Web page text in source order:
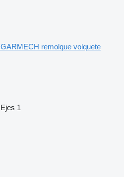
GARMECH remolque volquete
Ejes 1